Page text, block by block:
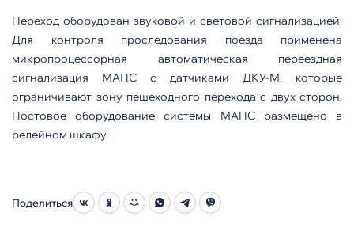
Переход оборудован звуковой и световой сигнализацией.
Для контроля проследования поезда применена
микропроцессорная автоматическая переездная
сигнализация МАПС с датчиками ДКУ-М, которые
ограничивают зону пешеходного перехода с двух сторон.
Постовое оборудование системы МАПС размещено в
релейном шкафу.
Поделиться